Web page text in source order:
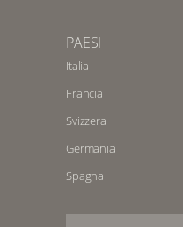
PAESI
Italia
Francia
Svizzera
Germania
Spagna